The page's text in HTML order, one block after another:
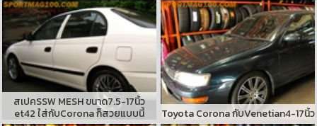
สเปคSSW MESH ขนาด7.5-17นิ้ว
et42 ใส่กับCorona ก็สวยแบบนี้
Toyota Corona กับVenetian4-17นิ้ว